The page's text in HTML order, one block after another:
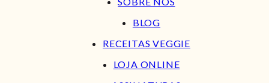
BLOG
RECEITAS VEGGIE
LOJA ONLINE